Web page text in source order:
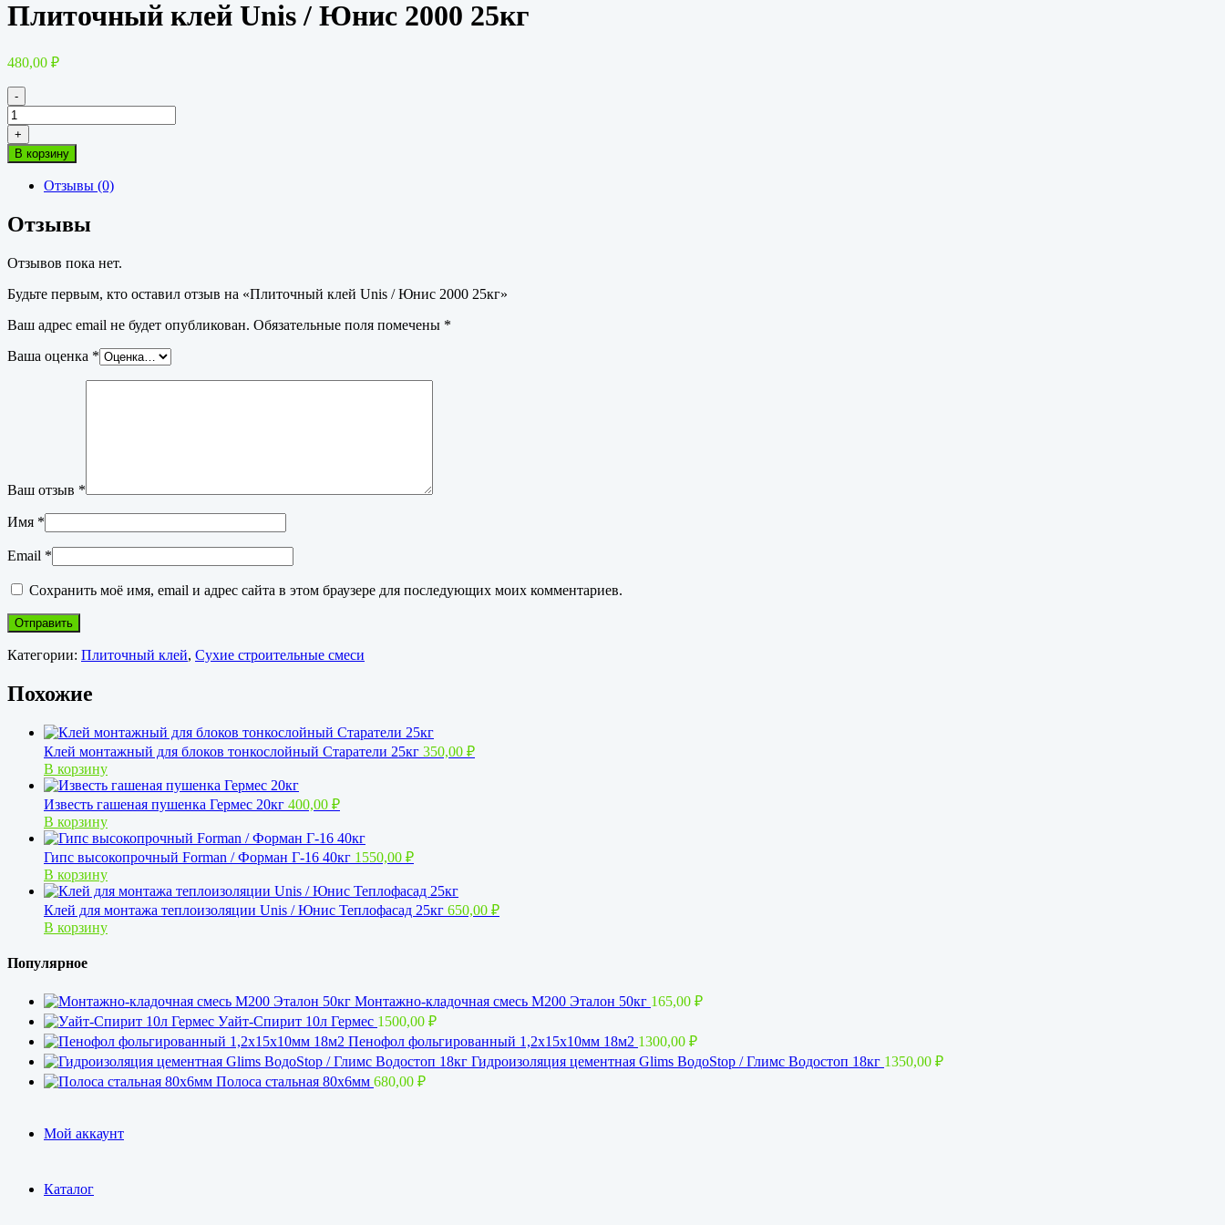
Плиточный клей Unis / Юнис 2000 25кг
480,00 ₽
-
Количество
товара
Плиточный
клей
2000
+
В корзину
Отзывы (0)
Отзывы
Отзывов пока нет.
Будьте первым, кто оставил отзыв на «Плиточный клей Unis / Юнис 2000 25кг»
Ваш адрес email не будет опубликован. Обязательные поля помечены *
Ваша оценка *
Ваш отзыв *
Имя *
Email *
Сохранить моё имя, email и адрес сайта в этом браузере для последующих моих комментариев.
Категории: Плиточный клей, Сухие строительные смеси
Похожие
Клей монтажный для блоков тонкослойный Старатели 25кг 350,00 ₽
В корзину
Известь гашеная пушенка Гермес 20кг 400,00 ₽
В корзину
Гипс высокопрочный Forman / Форман Г-16 40кг 1550,00 ₽
В корзину
Клей для монтажа теплоизоляции Unis / Юнис Теплофасад 25кг 650,00 ₽
В корзину
Популярное
Монтажно-кладочная смесь М200 Эталон 50кг 165,00 ₽
Уайт-Спирит 10л Гермес 1500,00 ₽
Пенофол фольгированный 1,2x15х10мм 18м2 1300,00 ₽
Гидроизоляция цементная Glims BoдoStop / Глимс Водостоп 18кг 1350,00 ₽
Полоса стальная 80х6мм 680,00 ₽
Мой аккаунт
Каталог